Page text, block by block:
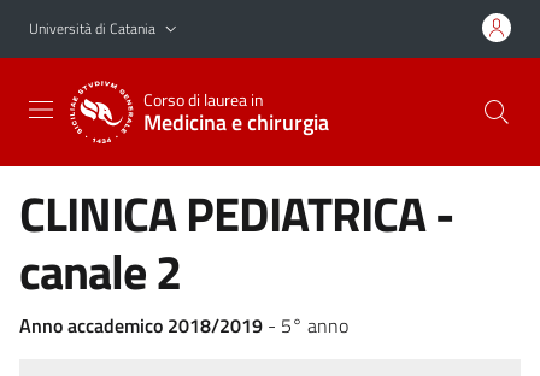
Vai al contenuto principale
Vai al menu di navigazione
Università di Catania
Corso di laurea in
Medicina e chirurgia
CLINICA PEDIATRICA -
canale 2
Anno accademico 2018/2019 - 5° anno